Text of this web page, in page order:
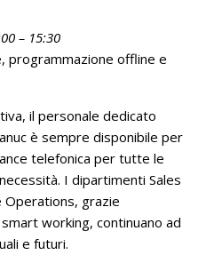
– 15:30
programmazione offline e
il personale dedicato
è sempre disponibile per
telefonica per tutte le
I dipartimenti Sales
Operations, grazie
working, continuano ad
e futuri.